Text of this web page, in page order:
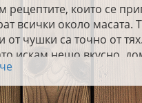
рецептите, които се
всички около масата.
от чушки са точно от
искам нещо вкусно,
стоене в кухнята.
яйца, кренвирши
е семпла, но много